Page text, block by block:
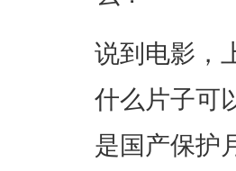
说到电影，
什么片子可
是国产保护